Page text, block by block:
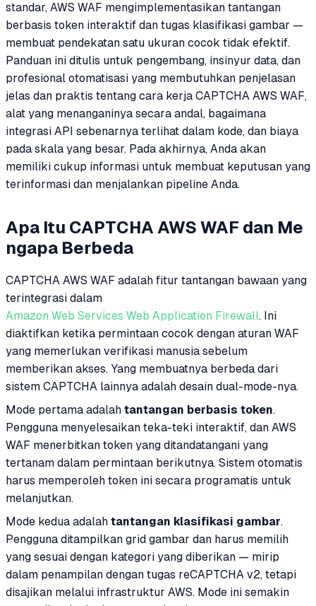
standar, AWS WAF mengimplementasikan tantangan
berbasis token interaktif dan tugas klasifikasi gambar —
membuat pendekatan satu ukuran cocok tidak efektif.
Panduan ini ditulis untuk pengembang, insinyur data, dan
profesional otomatisasi yang membutuhkan penjelasan
jelas dan praktis tentang cara kerja CAPTCHA AWS WAF,
alat yang menanganinya secara andal, bagaimana
integrasi API sebenarnya terlihat dalam kode, dan biaya
pada skala yang besar. Pada akhirnya, Anda akan
memiliki cukup informasi untuk membuat keputusan yang
terinformasi dan menjalankan pipeline Anda.
Apa Itu CAPTCHA AWS WAF dan Me
ngapa Berbeda
CAPTCHA AWS WAF adalah fitur tantangan bawaan yang
terintegrasi dalam
Amazon Web Services Web Application Firewall. Ini
diaktifkan ketika permintaan cocok dengan aturan WAF
yang memerlukan verifikasi manusia sebelum
memberikan akses. Yang membuatnya berbeda dari
sistem CAPTCHA lainnya adalah desain dual-mode-nya.
Mode pertama adalah tantangan berbasis token.
Pengguna menyelesaikan teka-teki interaktif, dan AWS
WAF menerbitkan token yang ditandatangani yang
tertanam dalam permintaan berikutnya. Sistem otomatis
harus memperoleh token ini secara programatis untuk
melanjutkan.
Mode kedua adalah tantangan klasifikasi gambar.
Pengguna ditampilkan grid gambar dan harus memilih
yang sesuai dengan kategori yang diberikan — mirip
dalam penampilan dengan tugas reCAPTCHA v2, tetapi
disajikan melalui infrastruktur AWS. Mode ini semakin